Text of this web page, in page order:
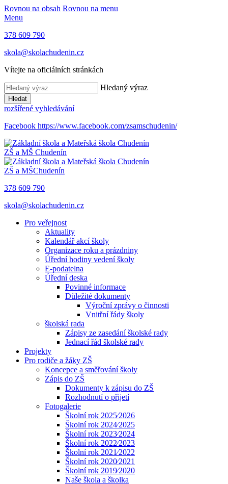
Rovnou na obsah Rovnou na menu
Menu
378 609 790
skola@skolachudenin.cz
Vítejte na oficiálních stránkách
Hledaný výraz
Hledat
rozšířené vyhledávání
Facebook https://www.facebook.com/zsamschudenin/
ZŠ a MŠ Chudenín
ZŠ a MŠChudenín
378 609 790
skola@skolachudenin.cz
Pro veřejnost
Aktuality
Kalendář akcí školy
Organizace roku a prázdniny
Úřední hodiny vedení školy
E-podatelna
Úřední deska
Povinné informace
Důležité dokumenty
Výroční zprávy o činnosti
Vnitřní řády školy
školská rada
Zápisy ze zasedání školské rady
Jednací řád školské rady
Projekty
Pro rodiče a žáky ZŠ
Koncepce a směřování školy
Zápis do ZŠ
Dokumenty k zápisu do ZŠ
Rozhodnutí o přijetí
Fotogalerie
Školní rok 2025⁄2026
Školní rok 2024⁄2025
Školní rok 2023⁄2024
Školní rok 2022⁄2023
Školní rok 2021⁄2022
Školní rok 2020⁄2021
Školní rok 2019⁄2020
Naše škola a školka